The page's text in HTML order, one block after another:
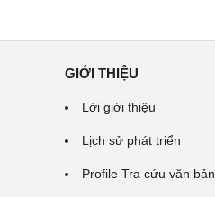
GIỚI THIỆU
Lời giới thiệu
Lịch sử phát triển
Profile Tra cứu văn bản